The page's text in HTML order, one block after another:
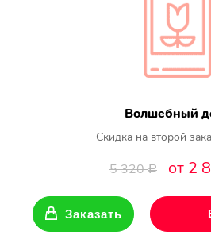
Волшебный
Скидка на второй
5 320Р от 2
Заказать